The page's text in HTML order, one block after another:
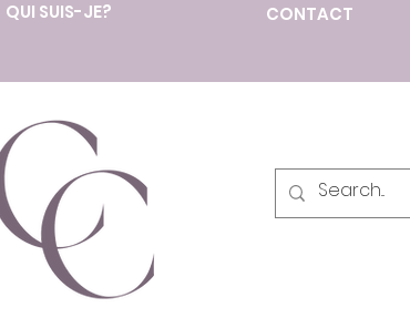
QUI SUIS-JE? CONTACT